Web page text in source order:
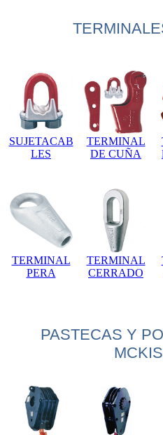
SUJETACAB
LES
TERMINAL
DE CUÑA
TERMINAL
PERA
TERMINAL
CERRADO
PASTECAS Y